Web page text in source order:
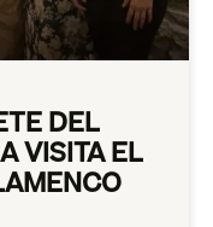
DEL
VISITA EL